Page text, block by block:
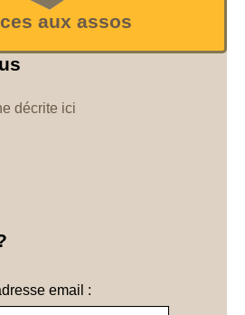
aux assos
décrite ici
email :